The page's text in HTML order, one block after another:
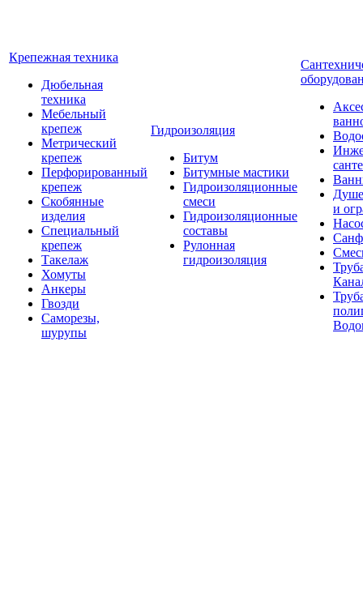
Крепежная техника
Дюбельная
техника
Мебельный
крепеж
Метрический
крепеж
Перфорированный
крепеж
Скобянные
изделия
Специальный
крепеж
Такелаж
Хомуты
Анкеры
Гвозди
Саморезы,
шурупы
Гидроизоляция
Битум
Битумные мастики
Гидроизоляционные
смеси
Гидроизоляционные
составы
Рулонная
гидроизоляция
и